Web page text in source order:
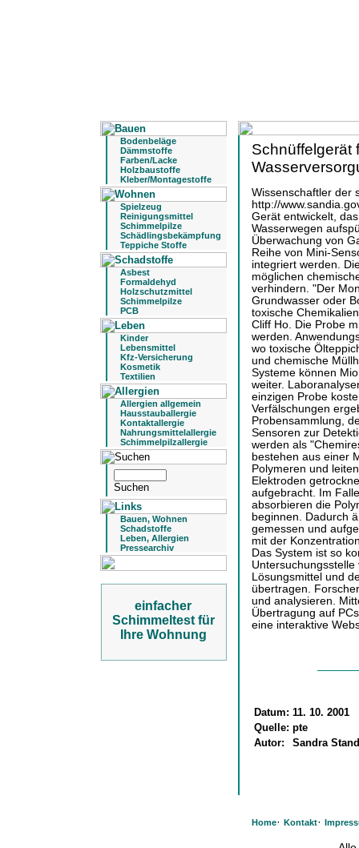
Bodenbeläge
Dämmstoffe
Farben/Lacke
Holzbaustoffe
Kleber/Montagestoffe
Spielzeug
Reinigungsmittel
Schimmelpilze
Schädlingsbekämpfung
Teppiche Stoffe
Asbest
Formaldehyd
Holzschutzmittel
Schimmelpilze
PCB
Kinder
Lebensmittel
Kfz-Versicherung
Kosmetik
Textilien
Allergien allgemein
Hausstauballergie
Kontaktallergie
Nahrungsmittelallergie
Schimmelpilzallergie
Bauen, Wohnen
Schadstoffe
Leben, Allergien
Pressearchiv
einfacher
Schimmeltest für
Ihre Wohnung
Schnüffelgerät
Wissenschaftler der
http://
Gerät entwickelt,
Wasserwegen
Überwachung von
Reihe von Mini-
integriert werden.
möglichen
verhindern. "Der
Grundwasser oder
toxische
Cliff Ho. Die Probe
werden.
wo toxische
und chemische
Systeme können
weiter.
einzigen Probe
Verfälschungen
Probensammlung,
Sensoren zur
werden als
bestehen aus einer
Polymeren und
Elektroden
aufgebracht. Im
absorbieren die
beginnen. Dadurch
gemessen und
mit der
Das System ist so
Lösungsmittel und
übertragen.
und analysieren.
Übertragung auf
eine interaktive
Datum: 11. 10. 2001
Quelle: pte
Autor:
Sandra
Home· Kontakt·